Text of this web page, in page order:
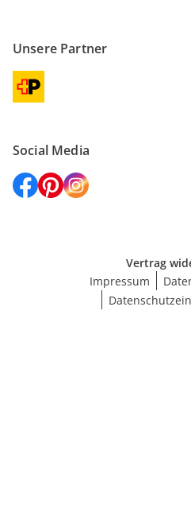
Unsere Partner
Social Media
Vertrag
Impressum